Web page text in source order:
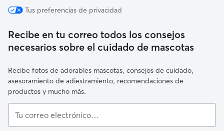
Tus preferencias de privacidad
Recibe en tu correo todos los consejos
necesarios sobre el cuidado de mascotas
Recibe fotos de adorables mascotas, consejos de cuidado,
asesoramiento de adiestramiento, recomendaciones de
productos y mucho más.
correo